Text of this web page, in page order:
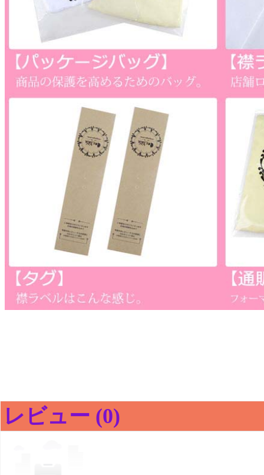
レビュー (0)